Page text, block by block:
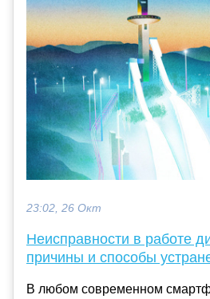
23:02, 26 Окт
Неисправности в работе
причины и способы
В любом современном